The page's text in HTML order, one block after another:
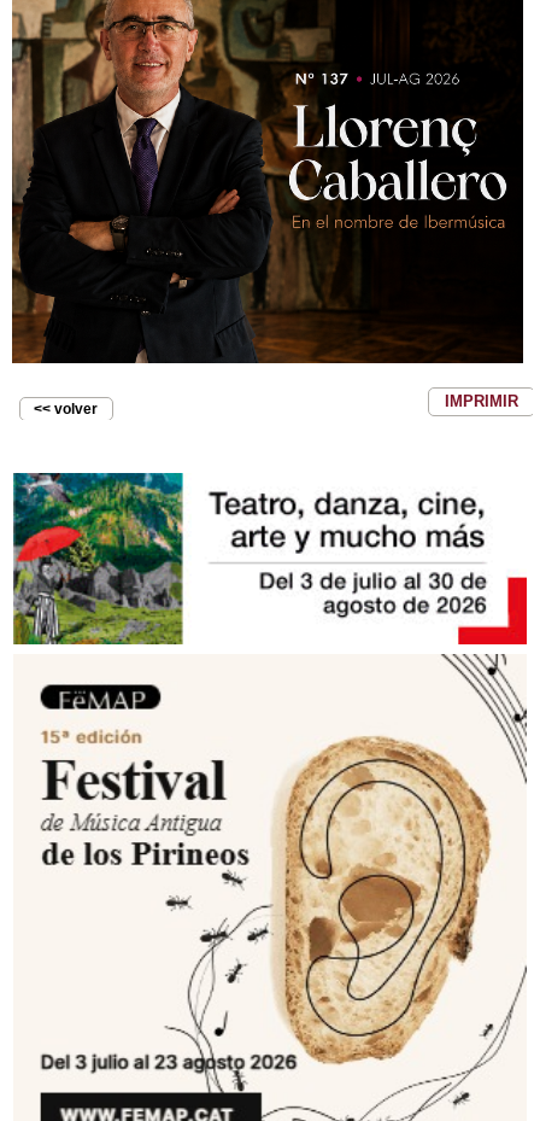
<< volver IMPRIMIR